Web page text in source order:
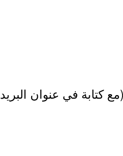
كتابة في عنوان البريد